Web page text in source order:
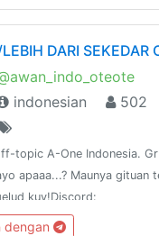
DARI SEKEDAR
indonesian
502
topic A-One Indonesia.
apaaa...? Maunya gituan
kuy!Discord:
9uNp7UK
dengan